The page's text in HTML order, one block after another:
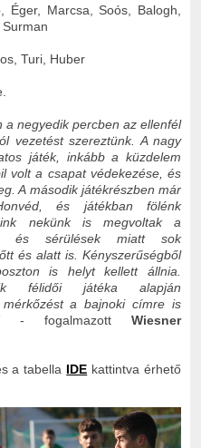
Éger, Marcsa, Soós, Balogh,
Turi, Huber
a negyedik percben az ellenfél
vezetést szereztünk. A nagy
játék, inkább a küzdelem
volt a csapat védekezése, és
A második játékrészben már
és játékban fölénk
nekünk is megvoltak a
és sérülések miatt sok
és alatt is. Kényszerűségből
is helyt kellett állnia.
félidői játéka alapján
a bajnoki címre is
- fogalmazott Wiesner
a tabella IDE kattintva érhető